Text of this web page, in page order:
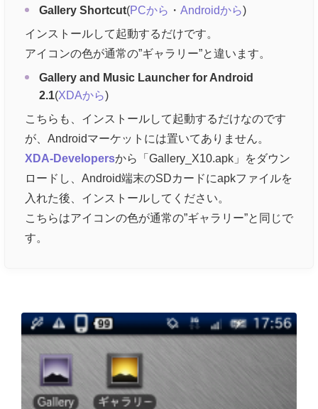
Gallery Shortcut(PCから ・ Androidから)
インストールして起動するだけです。
アイコンの色が通常の”ギャラリー”と違います。
Gallery and Music Launcher for Android
2.1(XDAから)
こちらも、インストールして起動するだけなのです
が、Androidマーケットには置いてありません。
XDA-Developersから「Gallery_X10.apk」をダウン
ロードし、Android端末のSDカードにapkファイルを
入れた後、インストールしてください。
こちらはアイコンの色が通常の”ギャラリー”と同じで
す。